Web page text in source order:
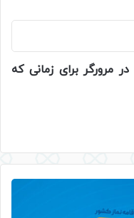
مرورگر برای زمانی که